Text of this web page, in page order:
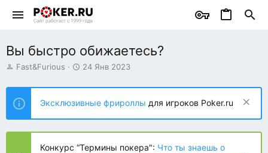
Вы быстро обижаетесь?
А
т
о
р
т
е
Fast&Furious
Д
т
н
а
ч
24 Янв 2023
Эксклюзивные фрироллы для игроков Poker.ru
Конкурс “Термины покера": Что ты знаешь о